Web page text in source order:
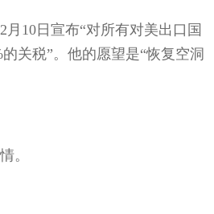
2 月 10日宣布“对所有对美出口国
的关税”。他的愿望是“恢复空洞
。